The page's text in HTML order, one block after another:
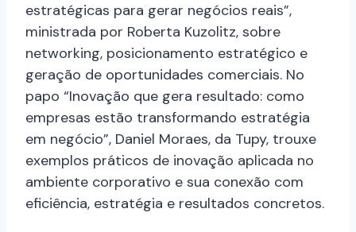
estratégicas para gerar negócios reais”,
ministrada por Roberta Kuzolitz, sobre
networking, posicionamento estratégico e
geração de oportunidades comerciais. No
papo “Inovação que gera resultado: como
empresas estão transformando estratégia
em negócio”, Daniel Moraes, da Tupy, trouxe
exemplos práticos de inovação aplicada no
ambiente corporativo e sua conexão com
eficiência, estratégia e resultados concretos.